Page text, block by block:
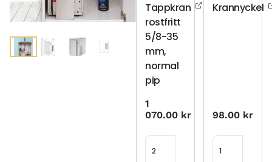
Tappkran
rostfritt
5/8-35
mm,
normal
pip
1
070.00 kr
Krannyckel
98.00 kr